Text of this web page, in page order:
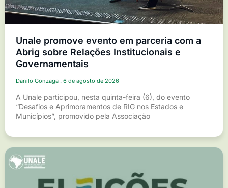
Unale promove evento em parceria com a
Abrig sobre Relações Institucionais e
Governamentais
Danilo Gonzaga 6 de agosto de 2026
A Unale participou, nesta quinta-feira (6), do evento
“Desafios e Aprimoramentos de RIG nos Estados e
Municípios”, promovido pela Associação